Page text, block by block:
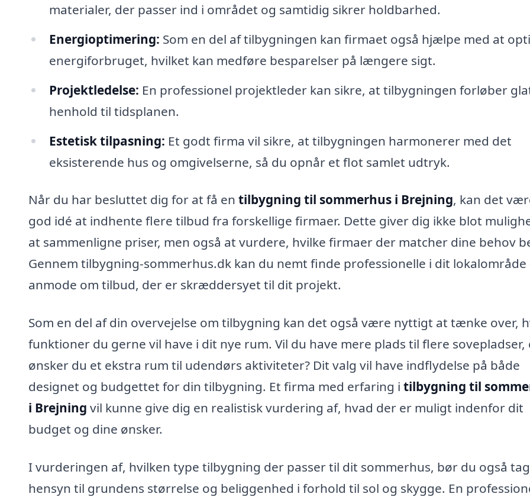
materialer, der passer ind i området og samtidig sikrer holdbarhed.
Energioptimering: Som en del af tilbygningen kan firmaet også hjælpe med at
energiforbruget, hvilket kan medføre besparelser på længere sigt.
Projektledelse: En professionel projektleder kan sikre, at tilbygningen forløber
henhold til tidsplanen.
Estetisk tilpasning: Et godt firma vil sikre, at tilbygningen harmonerer med det
eksisterende hus og omgivelserne, så du opnår et flot samlet udtryk.
Når du har besluttet dig for at få en tilbygning til sommerhus i Brejning, kan det
god idé at indhente flere tilbud fra forskellige firmaer. Dette giver dig ikke blot
at sammenligne priser, men også at vurdere, hvilke firmaer der matcher dine behov
Gennem tilbygning-sommerhus.dk kan du nemt finde professionelle i dit lokalområde
anmode om tilbud, der er skræddersyet til dit projekt.
Som en del af din overvejelse om tilbygning kan det også være nyttigt at tænke over,
funktioner du gerne vil have i dit nye rum. Vil du have mere plads til flere sovepladser,
ønsker du et ekstra rum til udendørs aktiviteter? Dit valg vil have indflydelse på både
designet og budgettet for din tilbygning. Et firma med erfaring i tilbygning til
i Brejning vil kunne give dig en realistisk vurdering af, hvad der er muligt indenfor dit
budget og dine ønsker.
I vurderingen af, hvilken type tilbygning der passer til dit sommerhus, bør du også
hensyn til grundens størrelse og beliggenhed i forhold til sol og skygge. En